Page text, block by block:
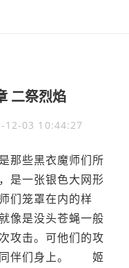
二祭烈焰
12-03 10:44:27
些黑衣魔师们所
是一张银色大网形
们笼罩在内的样
像是没头苍蝇一般
攻击。可他们的攻
同伴们身上。 姬